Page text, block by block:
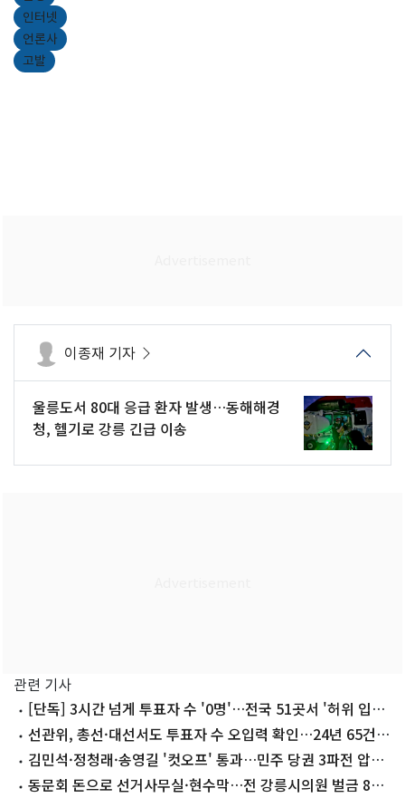
인터넷
언론사
고발
이종재 기자
울릉도서 80대 응급 환자 발생…동해해경
청, 헬기로 강릉 긴급 이송
관련 기사
[단독] 3시간 넘게 투표자 수 '0명'…전국 51곳서 '허위 입력'
정황선관위, 총선·대선서도 투표자 수 오입력 확인…24년 65건
·25년 81건
김민석·정청래·송영길 '컷오프' 통과…민주 당권 3파전 압축
(종합)
동문회 돈으로 선거사무실·현수막…전 강릉시의원 벌금 800